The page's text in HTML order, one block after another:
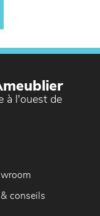
à l'ouest de
& conseils